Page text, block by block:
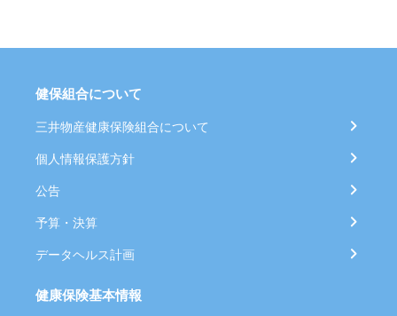
健保組合について
三井物産健康保険組合について
個人情報保護方針
公告
予算・決算
データヘルス計画
健康保険基本情報